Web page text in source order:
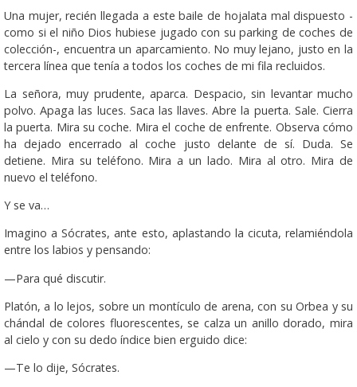
Una mujer, recién llegada a este baile de hojalata mal dispuesto -
como si el niño Dios hubiese jugado con su parking de coches de
colección-, encuentra un aparcamiento. No muy lejano, justo en la
tercera línea que tenía a todos los coches de mi fila recluidos.
La señora, muy prudente, aparca. Despacio, sin levantar mucho
polvo. Apaga las luces. Saca las llaves. Abre la puerta. Sale. Cierra
la puerta. Mira su coche. Mira el coche de enfrente. Observa cómo
ha dejado encerrado al coche justo delante de sí. Duda. Se
detiene. Mira su teléfono. Mira a un lado. Mira al otro. Mira de
nuevo el teléfono.
Y se va…
Imagino a Sócrates, ante esto, aplastando la cicuta, relamiéndola
entre los labios y pensando:
—Para qué discutir.
Platón, a lo lejos, sobre un montículo de arena, con su Orbea y su
chándal de colores fluorescentes, se calza un anillo dorado, mira
al cielo y con su dedo índice bien erguido dice:
—Te lo dije, Sócrates.